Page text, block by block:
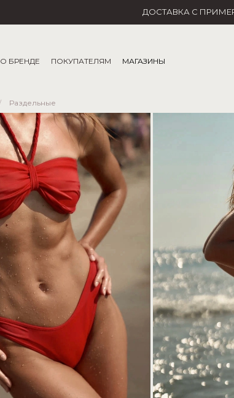
ДОСТАВКА С
О БРЕНДЕ ПОКУПАТЕЛЯМ МАГАЗИНЫ
Раздельные